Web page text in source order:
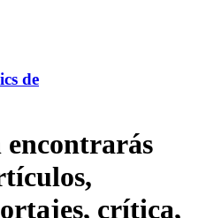
de
crítica,